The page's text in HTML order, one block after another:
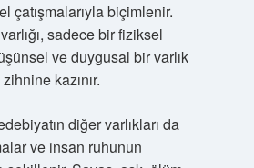
çatışmalarıyla biçimlenir.
sadece bir fiziksel
ve duygusal bir varlık
kazınır.
diğer varlıkları da
ve insan ruhunun